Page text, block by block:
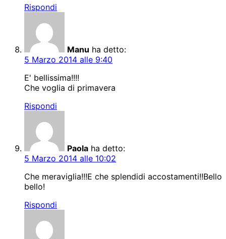
Rispondi
Manu ha detto:
5 Marzo 2014 alle 9:40
E' bellissima!!!!
Che voglia di primavera
Rispondi
Paola ha detto:
5 Marzo 2014 alle 10:02
Che meraviglia!!!E che splendidi accostamenti!!Bello
bello!
Rispondi